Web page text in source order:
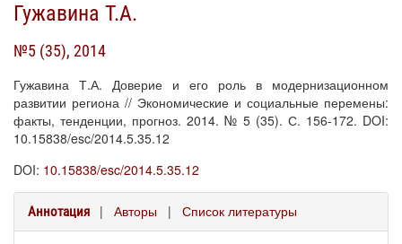
Гужавина Т.А.
№5 (35), 2014
Гужавина Т.А. Доверие и его роль в модернизационном
развитии региона // Экономические и социальные перемены:
факты, тенденции, прогноз. 2014. № 5 (35). С. 156-172. DOI:
10.15838/esc/2014.5.35.12
DOI: 10.15838/esc/2014.5.35.12
Аннотация | Авторы | Список литературы